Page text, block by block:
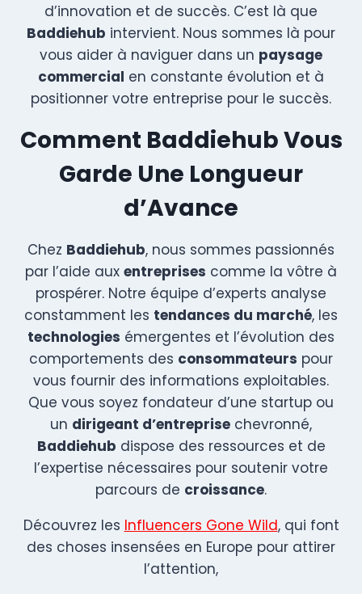
d’innovation et de succès. C’est là que
Baddiehub intervient. Nous sommes là pour
vous aider à naviguer dans un paysage
commercial en constante évolution et à
positionner votre entreprise pour le succès.
Comment Baddiehub Vous
Garde Une Longueur
d’Avance
Chez Baddiehub, nous sommes passionnés
par l’aide aux entreprises comme la vôtre à
prospérer. Notre équipe d’experts analyse
constamment les tendances du marché, les
technologies émergentes et l’évolution des
comportements des consommateurs pour
vous fournir des informations exploitables.
Que vous soyez fondateur d’une startup ou
un dirigeant d’entreprise chevronné,
Baddiehub dispose des ressources et de
l’expertise nécessaires pour soutenir votre
parcours de croissance.
Découvrez les Influencers Gone Wild, qui font
des choses insensées en Europe pour attirer
l’attention,